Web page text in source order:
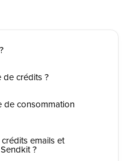
de crédits ?
de consommation
emails et
?